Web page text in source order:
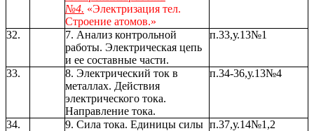
№4. «Электризация тел.
Строение атомов.»
32.
7. Анализ контрольной
работы. Электрическая цепь
и ее составные части.
п.33,у.13№1
33.
8. Электрический ток в
металлах. Действия
электрического тока.
Направление тока.
п.34-36,у.13№4
34.
9. Сила тока. Единицы силы п.37,у.14№1,2